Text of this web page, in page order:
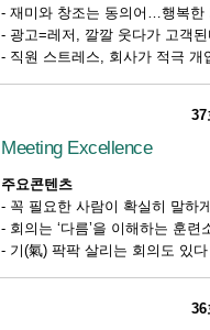
-재미와 창조는 동의어…행복한
- 광고=레저, 깔깔 웃다가 고객
- 직원 스트레스, 회사가 적극 개
37
Meeting Excellence
주요콘텐츠
- 꼭 필요한 사람이 확실히 말하
- 회의는 ‘다름’을 이해하는 훈련
- 기(氣) 팍팍 살리는 회의도 있다
36